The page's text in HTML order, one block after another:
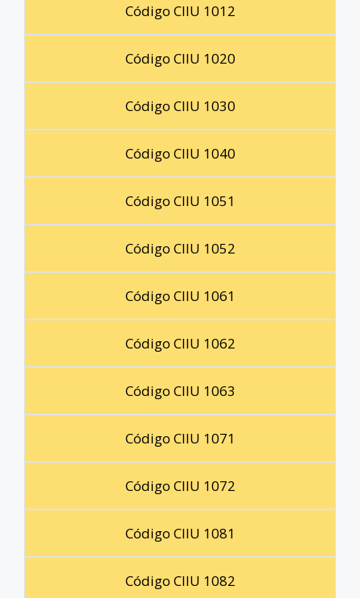
Código CIIU 1012
Código CIIU 1020
Código CIIU 1030
Código CIIU 1040
Código CIIU 1051
Código CIIU 1052
Código CIIU 1061
Código CIIU 1062
Código CIIU 1063
Código CIIU 1071
Código CIIU 1072
Código CIIU 1081
Código CIIU 1082